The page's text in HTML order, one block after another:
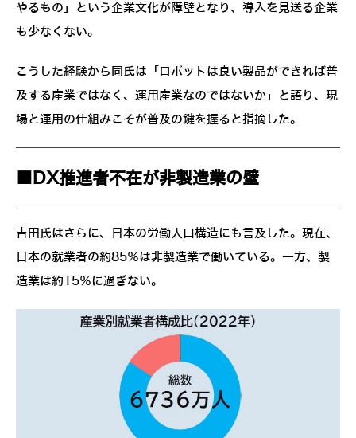
やるもの」という企業文化が障壁となり、導入を見送る企業
も少なくない。
こうした経験から同氏は「ロボットは良い製品ができれば普
及する産業ではなく、運用産業なのではないか」と語り、現
場と運用の仕組みこそが普及の鍵を握ると指摘した。
■DX推進者不在が非製造業の壁
吉田氏はさらに、日本の労働人口構造にも言及した。現在、
日本の就業者の約85％は非製造業で働いている。一方、製
造業は約15％に過ぎない。